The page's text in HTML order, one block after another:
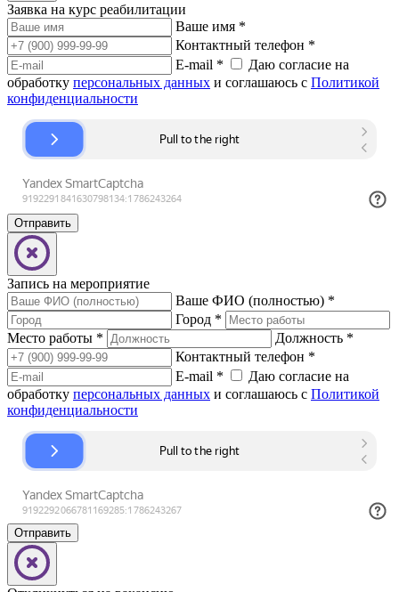
Заявка на курс реабилитации
Ваше имя *
Контактный телефон *
E-mail *
Даю согласие на
обработку персональных данных и соглашаюсь с Политикой
конфиденциальности
Запись на мероприятие
Ваше ФИО (полностью) *
Город *
Место работы * Должность *
Контактный телефон *
E-mail *
Даю согласие на
обработку персональных данных и соглашаюсь с Политикой
конфиденциальности